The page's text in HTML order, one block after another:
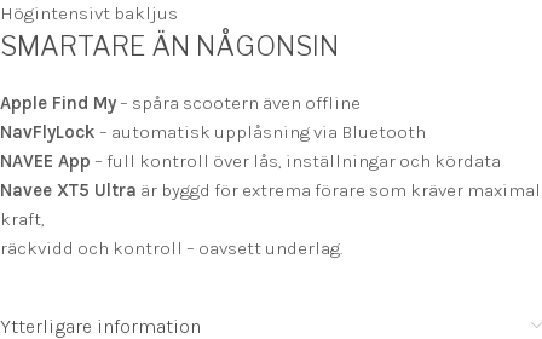
Högintensivt bakljus
SMARTARE ÄN NÅGONSIN
Apple Find My – spåra scootern även offline
NavFlyLock – automatisk upplåsning via Bluetooth
NAVEE App – full kontroll över lås, inställningar och kördata
Navee XT5 Ultra är byggd för extrema förare som kräver maximal
kraft,
räckvidd och kontroll – oavsett underlag.
Ytterligare information